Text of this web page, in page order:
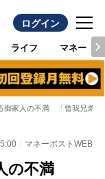
ログイン
ライフ マネー
御家人の不満 「曾我兄弟
マネーポストWEB
の不満